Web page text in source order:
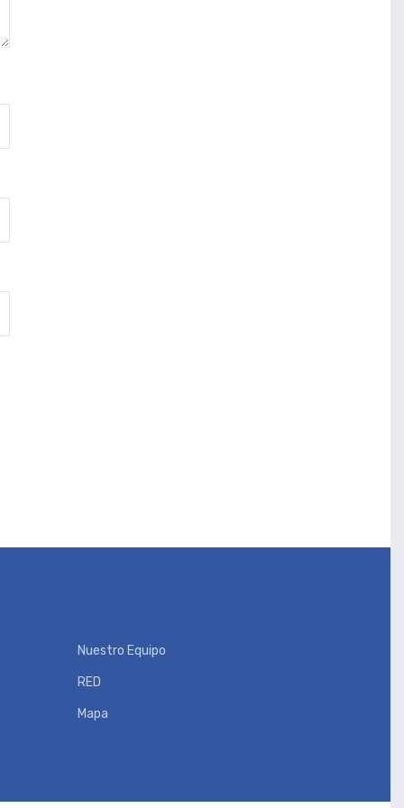
Nuestro Equipo
RED
Mapa